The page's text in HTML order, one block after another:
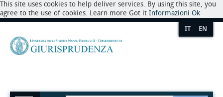
This site uses cookies to help deliver services. By using this site, you
agree to the use of cookies. Learn more Got it Informazioni Ok
IT EN